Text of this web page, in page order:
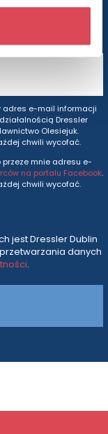
adres e-mail informacji
Dressler
Olesiejuk.
chwili wycofać.
mnie adresu e-
na portalu Facebook.
chwili wycofać.
jest Dressler Dublin
danych
.